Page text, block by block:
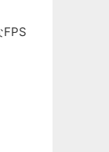
FPS